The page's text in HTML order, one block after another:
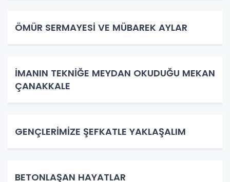
ÖMÜR SERMAYESİ VE MÜBAREK AYLAR
İMANIN TEKNİĞE MEYDAN OKUDUĞU MEKAN
ÇANAKKALE
GENÇLERİMİZE ŞEFKATLE YAKLAŞALIM
BETONLAŞAN HAYATLAR